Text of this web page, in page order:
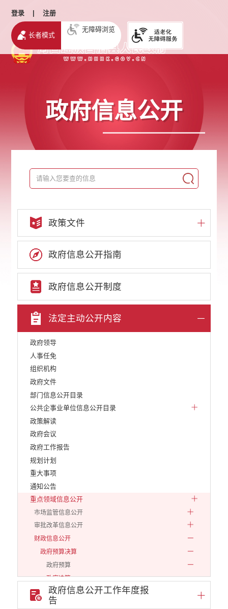
登录 | 注册
长者模式
无障碍浏览
政府信息公开
政策文件
政府信息公开指南
政府信息公开制度
法定主动公开内容
政府领导
人事任免
组织机构
政府文件
部门信息公开目录
公共企事业单位信息公开目录
政策解读
政府会议
政府工作报告
规划计划
重大事项
通知公告
重点领域信息公开
市场监管信息公开
审批改革信息公开
财政信息公开
政府预算决算
政府预算
政府决算
2018前
2019
政府信息公开工作年度报
告